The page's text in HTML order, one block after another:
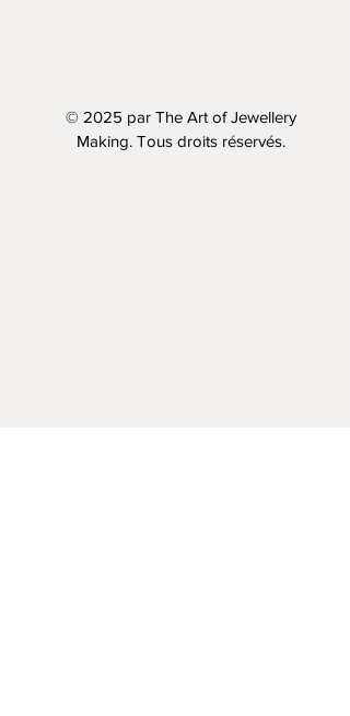
© 2025 par The Art of Jewellery
Making. Tous droits réservés.